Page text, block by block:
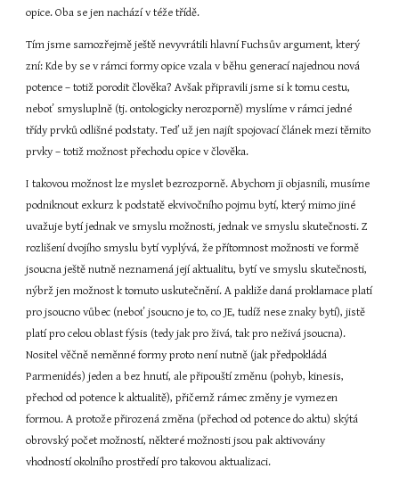
opice. Oba se jen nachází v téže třídě.
Tím jsme samozřejmě ještě nevyvrátili hlavní Fuchsův argument, který
zní: Kde by se v rámci formy opice vzala v běhu generací najednou nová
potence – totiž porodit člověka? Avšak připravili jsme si k tomu cestu,
neboť smysluplně (tj. ontologicky nerozporně) myslíme v rámci jedné
třídy prvků odlišné podstaty. Teď už jen najít spojovací článek mezi těmito
prvky – totiž možnost přechodu opice v člověka.
I takovou možnost lze myslet bezrozporně. Abychom ji objasnili, musíme
podniknout exkurz k podstatě ekvivočního pojmu bytí, který mimo jiné
uvažuje bytí jednak ve smyslu možnosti, jednak ve smyslu skutečnosti. Z
rozlišení dvojího smyslu bytí vyplývá, že přítomnost možnosti ve formě
jsoucna ještě nutně neznamená její aktualitu, bytí ve smyslu skutečnosti,
nýbrž jen možnost k tomuto uskutečnění. A pakliže daná proklamace platí
pro jsoucno vůbec (neboť jsoucno je to, co JE, tudíž nese znaky bytí), jistě
platí pro celou oblast fýsis (tedy jak pro živá, tak pro neživá jsoucna).
Nositel věčně neměnné formy proto není nutně (jak předpokládá
Parmenidés) jeden a bez hnutí, ale připouští změnu (pohyb, kinesis,
přechod od potence k aktualitě), přičemž rámec změny je vymezen
formou. A protože přirozená změna (přechod od potence do aktu) skýtá
obrovský počet možností, některé možnosti jsou pak aktivovány
vhodností okolního prostředí pro takovou aktualizaci.